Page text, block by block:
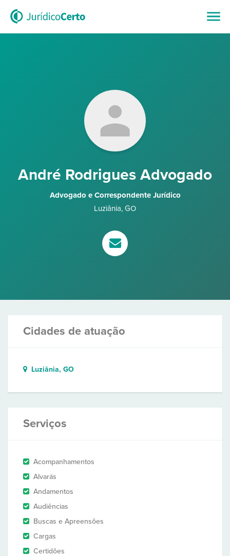
André Rodrigues Advogado
Advogado e Correspondente Jurídico
Luziânia, GO
Cidades de atuação
Luziânia, GO
Serviços
Acompanhamentos
Alvarás
Andamentos
Audiências
Buscas e Apreensões
Cargas
Certidões